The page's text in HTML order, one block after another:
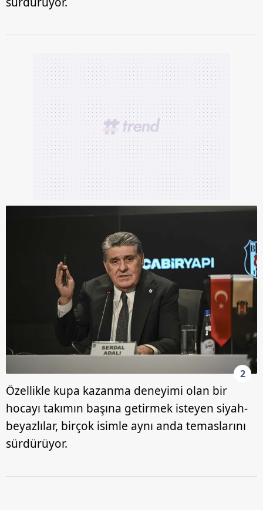
2
Özellikle kupa kazanma deneyimi olan bir
hocayı takımın başına getirmek isteyen siyah-
beyazlılar, birçok isimle aynı anda temaslarını
sürdürüyor.